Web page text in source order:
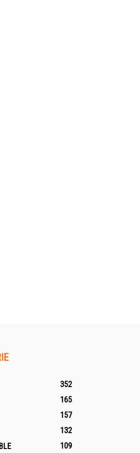
352
165
157
132
109